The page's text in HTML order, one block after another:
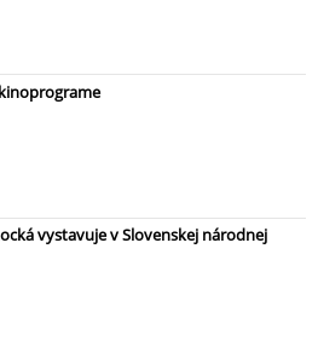
vystavuje v Slovenskej národnej